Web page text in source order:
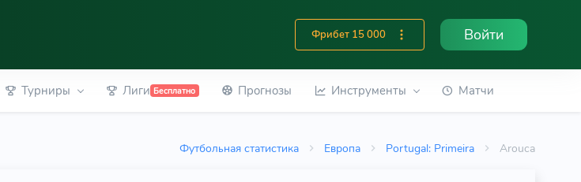
Фрибет 15 000 Войти
Турниры Лиги Бесплатно Прогнозы Инструменты Матчи
Футбольная статистика Европа Portugal: Primeira Arouca